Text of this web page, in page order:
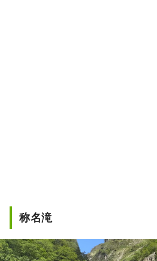
称名滝